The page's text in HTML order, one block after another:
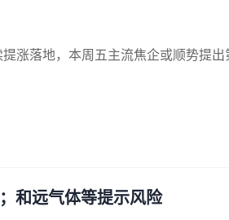
涨落地，本周五主流焦企或顺势提出
和远气体等提示风险